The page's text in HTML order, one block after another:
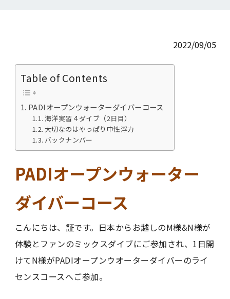
2022/09/05
Table of Contents
PADIオープンウォーターダイバーコース
海洋実習４ダイブ（2日目）
大切なのはやっぱり中性浮力
バックナンバー
PADIオープンウォーター
ダイバーコース
こんにちは、証です。日本からお越しのM様&N様が
体験とファンのミックスダイブにご参加され、1日開
けてN様がPADIオープンウオーターダイバーのライ
センスコースへご参加。